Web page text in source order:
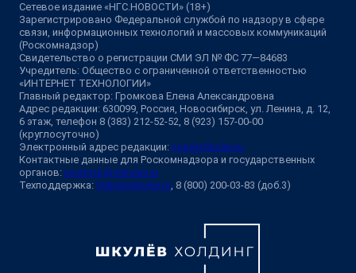
Сетевое издание «НГС.НОВОСТИ» (18+)
Зарегистрировано Федеральной службой по надзору в сфере
связи, информационных технологий и массовых коммуникаций
(Роскомнадзор)
Свидетельство о регистрации СМИ ЭЛ № ФС 77—84683
Учредитель: Общество с ограниченной ответственностью
«ИНТЕРНЕТ ТЕХНОЛОГИИ»
Главный редактор: Громкова Елена Александровна
Адрес редакции: 630099, Россия, Новосибирск, ул. Ленина, д. 12,
6 этаж, телефон 8 (383) 212-52-52, 8 (923) 157-00-00
(круглосуточно)
Электронный адрес редакции: ngs@shkulev.ru
Контактные данные для Роскомнадзора и государственных
органов: juristnsk@shkulev.ru
Техподдержка: help@shkulev.ru, 8 (800) 200-03-83 (доб.3)